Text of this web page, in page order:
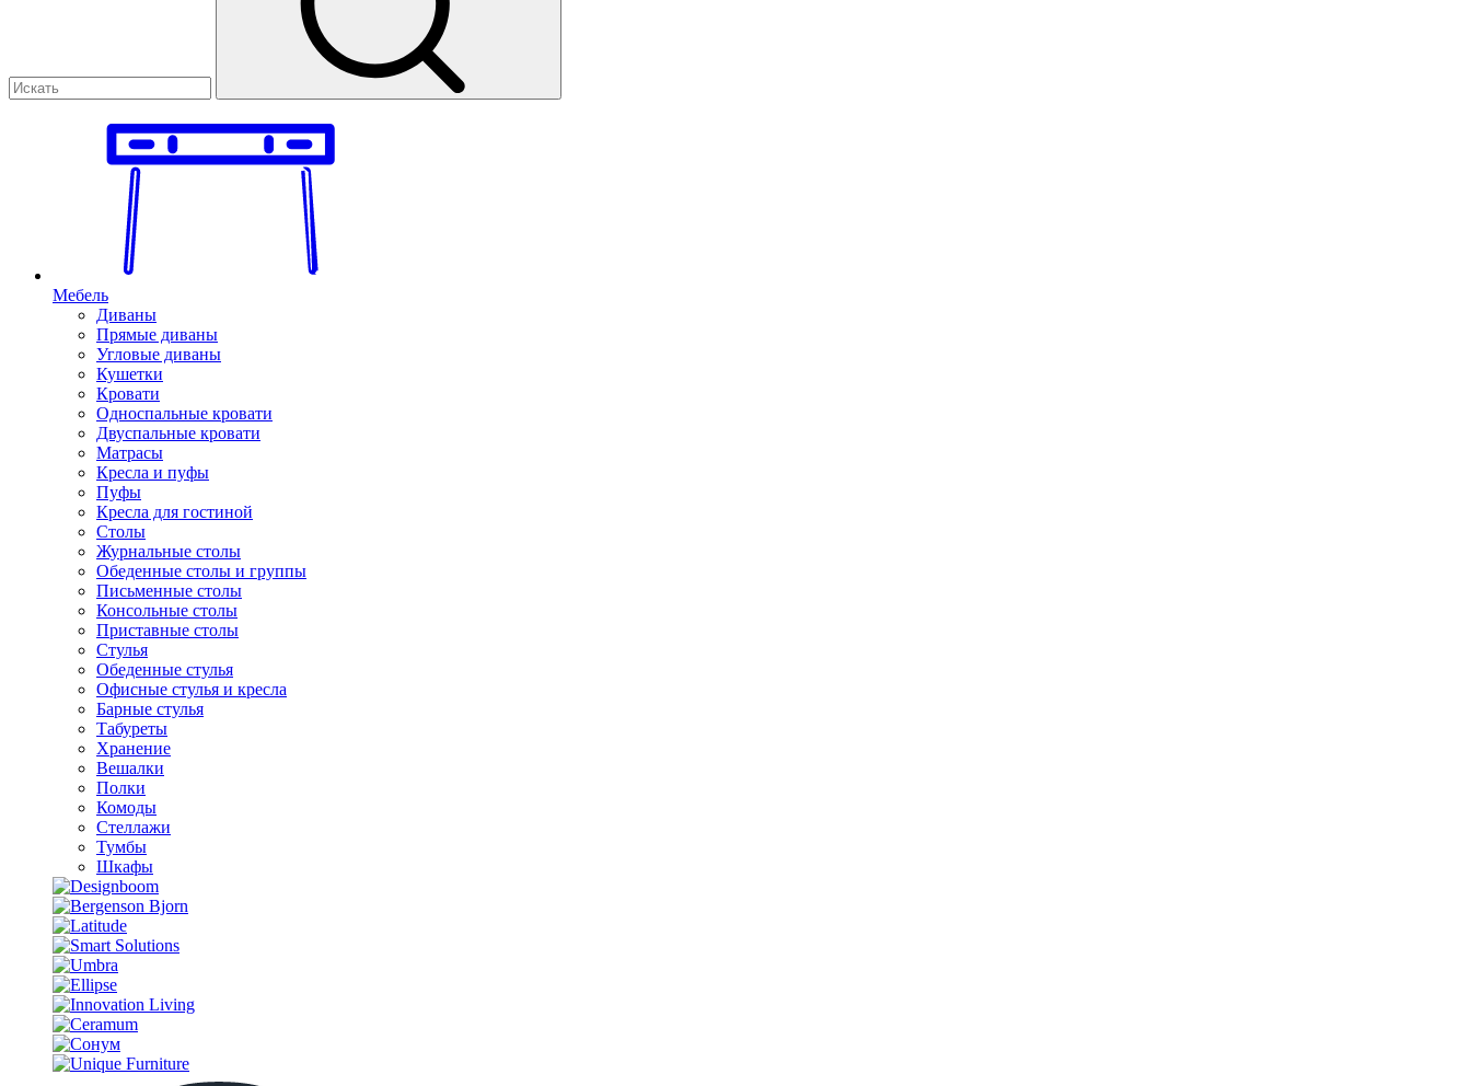
Мебель
Диваны
Прямые диваны
Угловые диваны
Кушетки
Кровати
Односпальные кровати
Двуспальные кровати
Матрасы
Кресла и пуфы
Пуфы
Кресла для гостиной
Столы
Журнальные столы
Обеденные столы и группы
Письменные столы
Консольные столы
Приставные столы
Стулья
Обеденные стулья
Офисные стулья и кресла
Барные стулья
Табуреты
Хранение
Вешалки
Полки
Комоды
Стеллажи
Тумбы
Шкафы